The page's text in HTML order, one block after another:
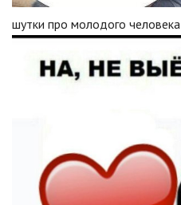
шутки про молодого человека